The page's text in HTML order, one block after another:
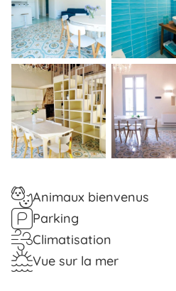
Animaux bienvenus
Parking
Climatisation
Vue sur la mer